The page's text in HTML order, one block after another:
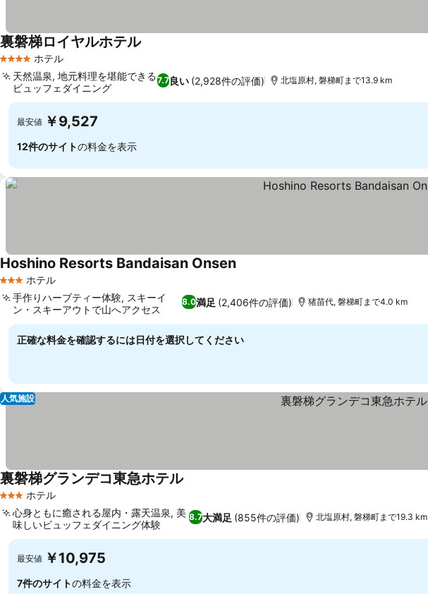
4 ホテルのランク
ホテル
裏磐梯ロイヤルホテル
7.7良い (2,928件の評価)
天然温泉, 地元料理を堪能できる
ビュッフェダイニング
北塩原村, 磐梯町まで13.9 km
最安値 ￥9,527
12件のサイトの料金を表示
3 ホテルのランク
ホテル
Hoshino Resorts Bandaisan Onsen料金を表示
8.0満足 (2,406件の評価)
手作りハーブティー体験, スキーイ
ン・スキーアウトで山へアクセス
猪苗代, 磐梯町まで4.0 km
正確な料金を確認するには日付を選択してください
人気施設
3 ホテルのランク
ホテル
裏磐梯グランデコ東急ホテル
8.7大満足 (855件の評価)
心身ともに癒される屋内・露天温泉, 美
味しいビュッフェダイニング体験
北塩原村, 磐梯町まで19.3 km
最安値 ￥10,975
7件のサイトの料金を表示